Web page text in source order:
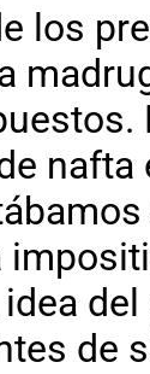
los
nafta
de